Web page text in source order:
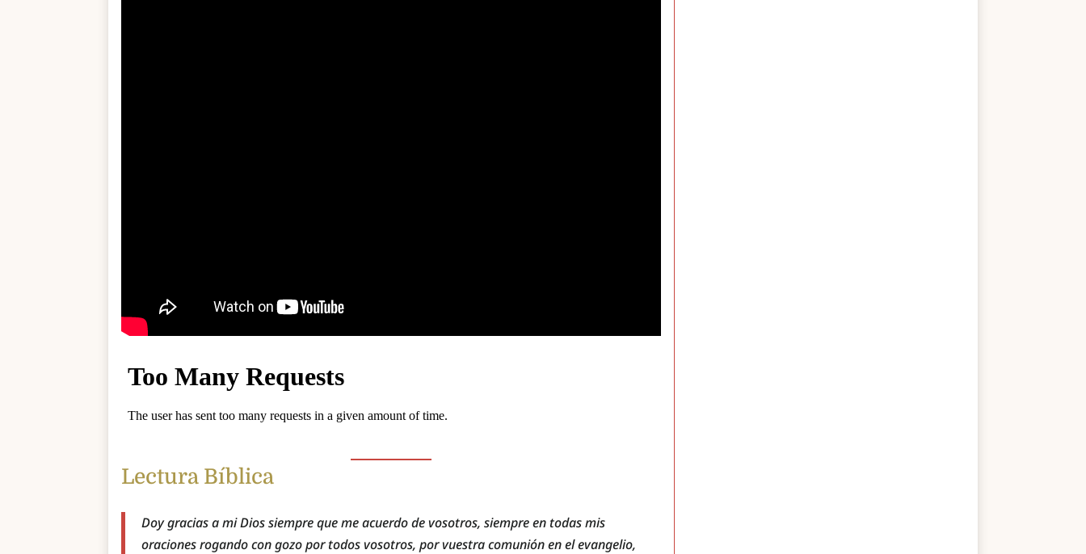
Lectura Bíblica
Doy gracias a mi Dios siempre que me acuerdo de vosotros, siempre en todas mis
oraciones rogando con gozo por todos vosotros, por vuestra comunión en el evangelio,